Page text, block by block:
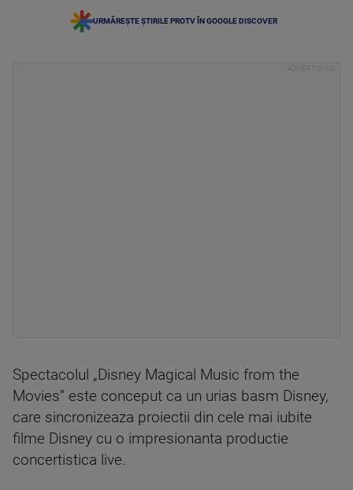
URMĂREȘTE ȘTIRILE PROTV ÎN GOOGLE DISCOVER
Spectacolul „Disney Magical Music from the
Movies” este conceput ca un urias basm Disney,
care sincronizeaza proiectii din cele mai iubite
filme Disney cu o impresionanta productie
concertistica live.